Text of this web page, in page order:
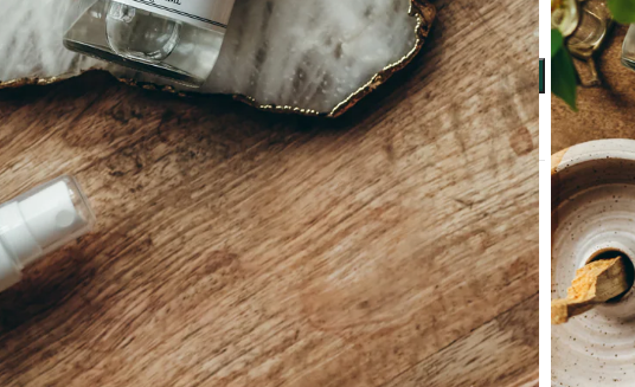
AJOUTER AU PANIER
Add to wishlist
, eau de rose, ethique, naturel, peau, rose, tonique, visage